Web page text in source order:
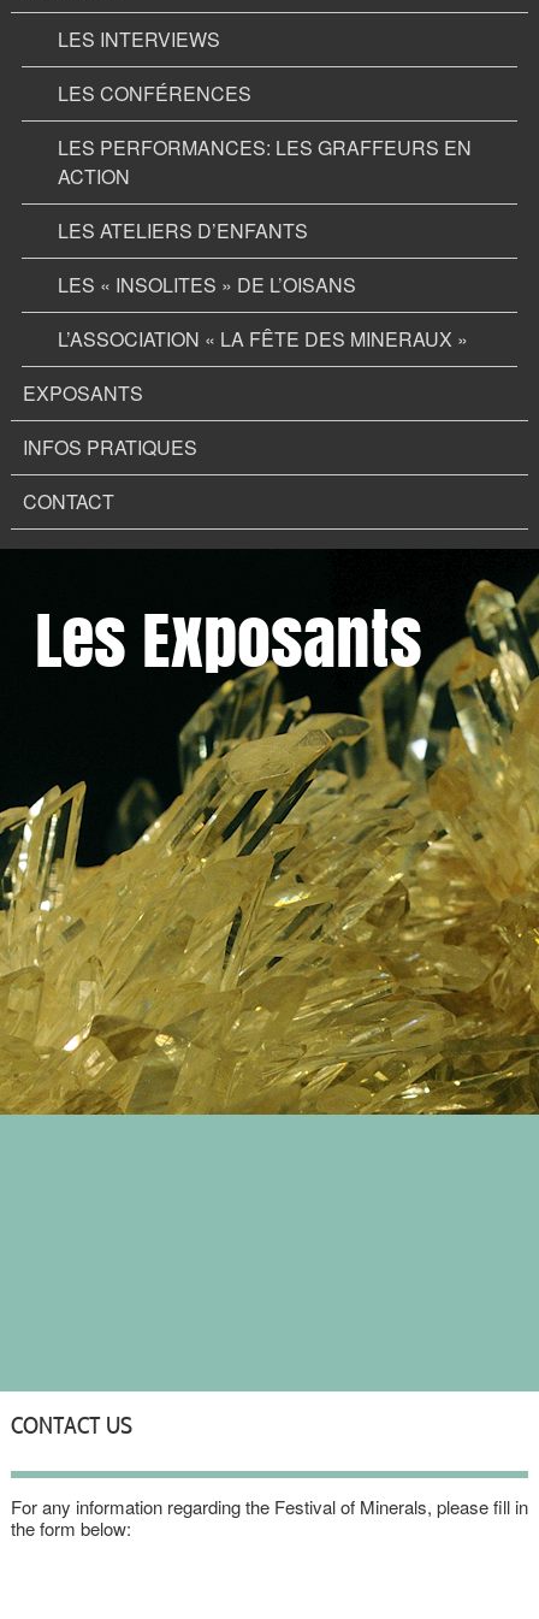
LES INTERVIEWS
LES CONFÉRENCES
LES PERFORMANCES: LES GRAFFEURS EN
ACTION
LES ATELIERS D’ENFANTS
LES « INSOLITES » DE L’OISANS
L’ASSOCIATION « LA FÊTE DES MINERAUX »
EXPOSANTS
INFOS PRATIQUES
CONTACT
Les Exposants
CONTACT US
For any information regarding the Festival of Minerals, please fill in
the form below: